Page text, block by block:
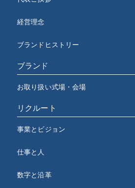
経営理念
ブランドヒストリー
ブランド
お取り扱い式場・会場
リクルート
事業とビジョン
仕事と人
数字と沿革